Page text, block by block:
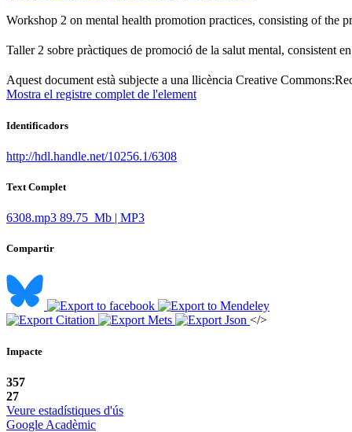
Workshop 2 on mental health promotion practices, consisting of the
Taller 2 sobre pràctiques de promoció de la salut mental, consistent
Aquest document està subjecte a una llicència Creative Commons:
Mostra el registre complet de l'element
Identificadors
http://hdl.handle.net/10256.1/6308
Text Complet
6308.mp3 89.75 Mb | MP3
Compartir
</>
Impacte
357
27
Veure estadístiques d'ús
Google Acadèmic